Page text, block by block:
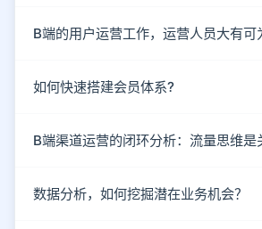
B端的用户运营工作，运营人员大有可
如何快速搭建会员体系?
B端渠道运营的闭环分析：流量思维是
数据分析，如何挖掘潜在业务机会？